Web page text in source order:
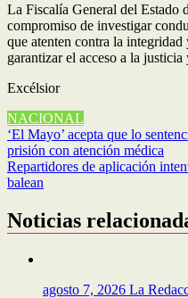
La Fiscalía General del Estado
compromiso de investigar
que atenten contra la
garantizar el acceso a la
Excélsior
NACIONAL
Navegación
de
entradas
‘El Mayo’ acepta que lo
prisión con atención médica
Repartidores de aplicación
balean
Noticias
agosto 7, 2026 La